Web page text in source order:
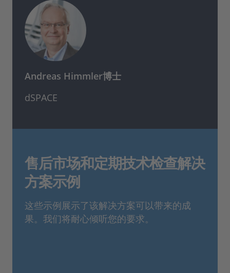
Andreas Himmler博士
dSPACE
售后市场和定期技术检查解决
方案示例
这些示例展示了该解决方案可以带来的成
果。我们将耐心倾听您的要求。